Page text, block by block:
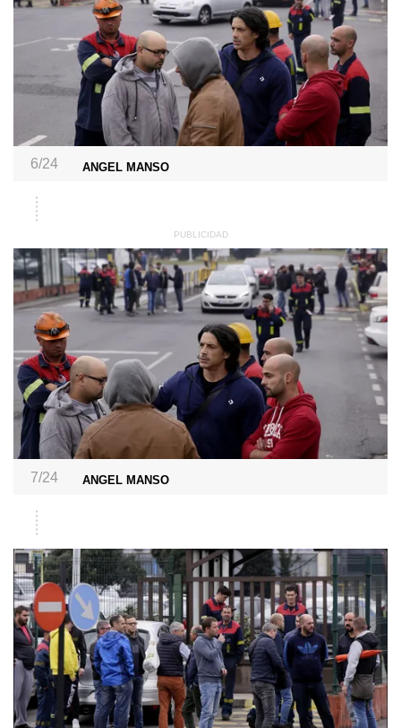
6/24 ANGEL MANSO
7/24 ANGEL MANSO